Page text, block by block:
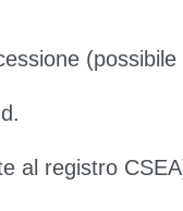
al registro